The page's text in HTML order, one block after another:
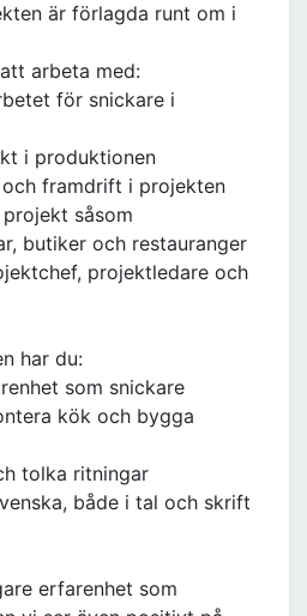
är förlagda runt om i
arbeta med:
för snickare i
i produktionen
framdrift i projekten
såsom
butiker och restauranger
projektledare och
har du:
som snickare
kök och bygga
tolka ritningar
både i tal och skrift
erfarenhet som